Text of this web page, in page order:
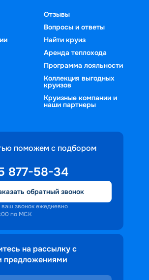
Отзывы
Вопросы и ответы
Найти круиз
Аренда теплохода
Программа лояльности
Коллекция выгодных
круизов
Круизные компании и
наши партнеры
поможем с подбором
877-58-34
обратный звонок
звонок ежедневно
по МСК
на рассылку с
предложениями